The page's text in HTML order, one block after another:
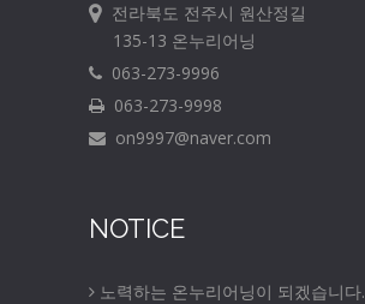
전라북도 전주시 원산정길
135-13 온누리어닝
063-273-9996
063-273-9998
on9997@naver.com
NOTICE
노력하는 온누리어닝이 되겠습니다.